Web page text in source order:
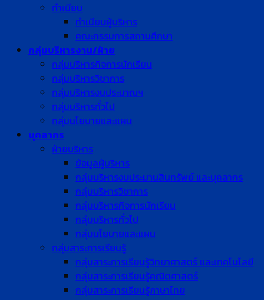
ทำเนียบ
ทำเนียบผู้บริหาร
คณะกรรมการสถานศึกษา
กลุ่มบริหารงาน/ฝ่าย
กลุ่มบริหารกิจการนักเรียน
กลุ่มบริหารวิชาการ
กลุ่มบริหารงบประมาณฯ
กลุ่มบริหารทั่วไป
กลุ่มนโยบายและแผน
บุคลากร
ฝ่ายบริหาร
ข้อมูลผู้บริหาร
กลุ่มบริหารงบประมานสินทรัพย์ และบุคลากร
กลุ่มบริหารวิชาการ
กลุ่มบริหารกิจการนักเรียน
กลุ่มบริหารทั่วไป
กลุ่มนโยบายและแผน
กลุ่มสาระการเรียนรู้
กลุ่มสาระการเรียนรู้วิทยาศาสตร์ และเทคโนโลยี
กลุ่มสาระการเรียนรู้คณิตศาสตร์
กลุ่มสาระการเรียนรู้ภาษาไทย